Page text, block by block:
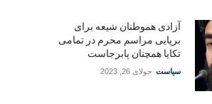
آزادی هموطنان شیعه برای
برپایی مراسم محرم در تمامی
تکایا همچنان پابرجاست
سیاست جولای 26, 2023